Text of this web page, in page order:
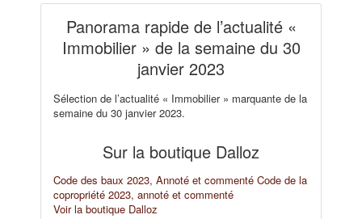
Panorama rapide de l’actualité «
Immobilier » de la semaine du 30
janvier 2023
Sélection de l’actualité « Immobilier » marquante de la
semaine du 30 janvier 2023.
Sur la boutique Dalloz
Code des baux 2023, Annoté et commenté Code de la
copropriété 2023, annoté et commenté
Voir la boutique Dalloz